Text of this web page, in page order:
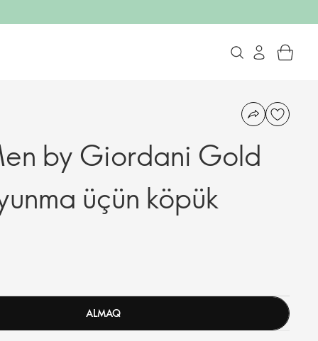
by Giordani Gold
üçün köpük
ALMAQ